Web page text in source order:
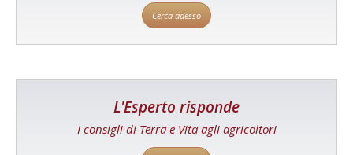
Cerca adesso
L'Esperto risponde
I consigli di Terra e Vita agli agricoltori